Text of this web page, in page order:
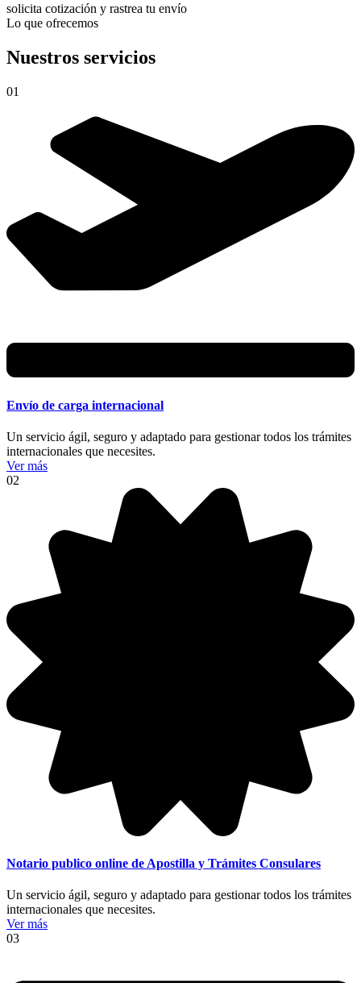
solicita cotización y rastrea tu envío
Lo que ofrecemos
Nuestros servicios
01
Envío de carga internacional
Un servicio ágil, seguro y adaptado para gestionar todos los trámites
internacionales que necesites.
Ver más
02
Notario publico online de Apostilla y Trámites Consulares
Un servicio ágil, seguro y adaptado para gestionar todos los trámites
internacionales que necesites.
Ver más
03